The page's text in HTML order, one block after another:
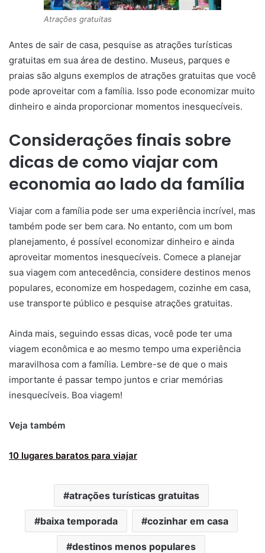
Atrações gratuitas
Antes de sair de casa, pesquise as atrações turísticas
gratuitas em sua área de destino. Museus, parques e
praias são alguns exemplos de atrações gratuitas que você
pode aproveitar com a família. Isso pode economizar muito
dinheiro e ainda proporcionar momentos inesquecíveis.
Considerações finais sobre
dicas de como viajar com
economia ao lado da família
Viajar com a família pode ser uma experiência incrível, mas
também pode ser bem cara. No entanto, com um bom
planejamento, é possível economizar dinheiro e ainda
aproveitar momentos inesquecíveis. Comece a planejar
sua viagem com antecedência, considere destinos menos
populares, economize em hospedagem, cozinhe em casa,
use transporte público e pesquise atrações gratuitas.
Ainda mais, seguindo essas dicas, você pode ter uma
viagem econômica e ao mesmo tempo uma experiência
maravilhosa com a família. Lembre-se de que o mais
importante é passar tempo juntos e criar memórias
inesquecíveis. Boa viagem!
Veja também
10 lugares baratos para viajar
atrações turísticas gratuitas
baixa temporada cozinhar em casa
destinos menos populares